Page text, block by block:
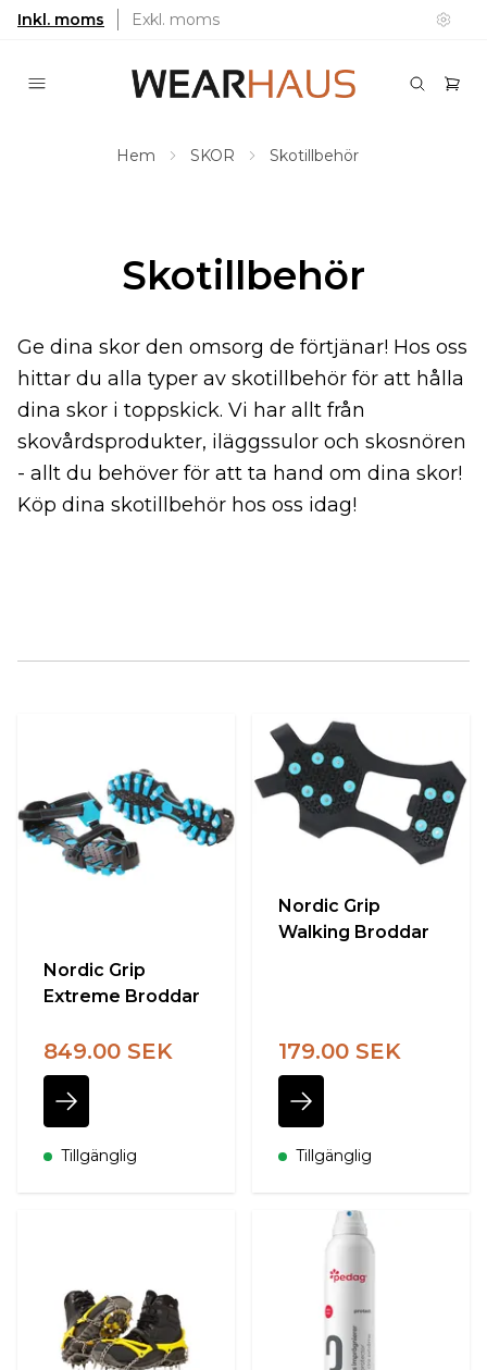
Inkl. moms Exkl. moms
Hem SKOR Skotillbehör
Skotillbehör
Ge dina skor den omsorg de förtjänar! Hos oss
hittar du alla typer av skotillbehör för att hålla
dina skor i toppskick. Vi har allt från
skovårdsprodukter, iläggssulor och skosnören
- allt du behöver för att ta hand om dina skor!
Köp dina skotillbehör hos oss idag!
Nordic Grip
Extreme Broddar
849.00 SEK
Tillgänglig
Nordic Grip
Walking Broddar
179.00 SEK
Tillgänglig